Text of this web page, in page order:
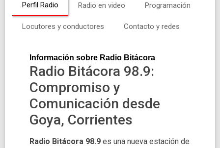
Perfil Radio Radio en video Programación
Locutores y conductores Contacto y redes
Información sobre Radio Bitácora
Radio Bitácora 98.9:
Compromiso y
Comunicación desde
Goya, Corrientes
Radio Bitácora 98.9 es una nueva estación de